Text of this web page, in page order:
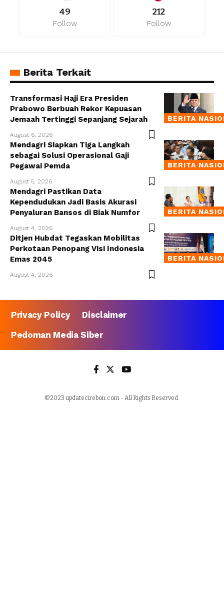
49
Follow
212
Follow
Berita Terkait
BERITA
Transformasi Haji Era Presiden
Prabowo Berbuah Rekor Kepuasan
Jemaah Tertinggi Sepanjang Sejarah
August 6, 2026
BERITA
Mendagri Siapkan Tiga Langkah
sebagai Solusi Operasional Gaji
Pegawai Pemda
August 5, 2026
BERITA
Mendagri Pastikan Data
Kependudukan Jadi Basis Akurasi
Penyaluran Bansos di Biak Numfor
August 4, 2026
BERITA
Ditjen Hubdat Tegaskan Mobilitas
Perkotaan Penopang Visi Indonesia
Emas 2045
August 4, 2026
Privacy Policy
Disclaimer
Pedoman Media Siber
©2023 updatecirebon.com - All Rights Reserved.